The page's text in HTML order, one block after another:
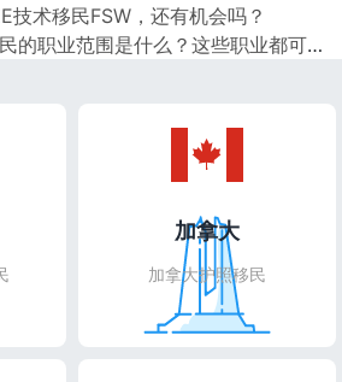
术移民FSW，还有机会吗？
○ 加拿大联邦自雇移民的职业范围是什么？这些职业都可以申请！
加拿大
加拿大护照移民